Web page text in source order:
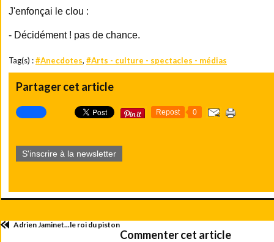
J'enfonçai le clou :
- Décidément ! pas de chance.
Tag(s) :#Anecdotes, #Arts - culture - spectacles - médias
Partager cet article
Repost 0
S'inscrire à la newsletter
Adrien Jaminet...le roi du piston
Commenter cet article